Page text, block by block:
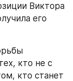
Виктора
его
кто не с
кто станет